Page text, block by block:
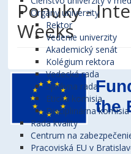
Orgány univerzity
Rektor
Vedenie univerzity
Akademický senát
Kolégium rektora
Vedecká rada
Správna rada
Etická komisia
Disciplinárna komisia
Rada kvality
Centrum na
Pracoviská EU v
Ponuky -
Weeks